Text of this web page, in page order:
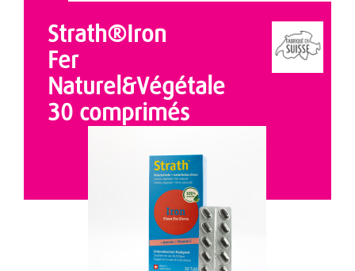
Strath®Iron
Fer
Naturel&Végétale
30 comprimés